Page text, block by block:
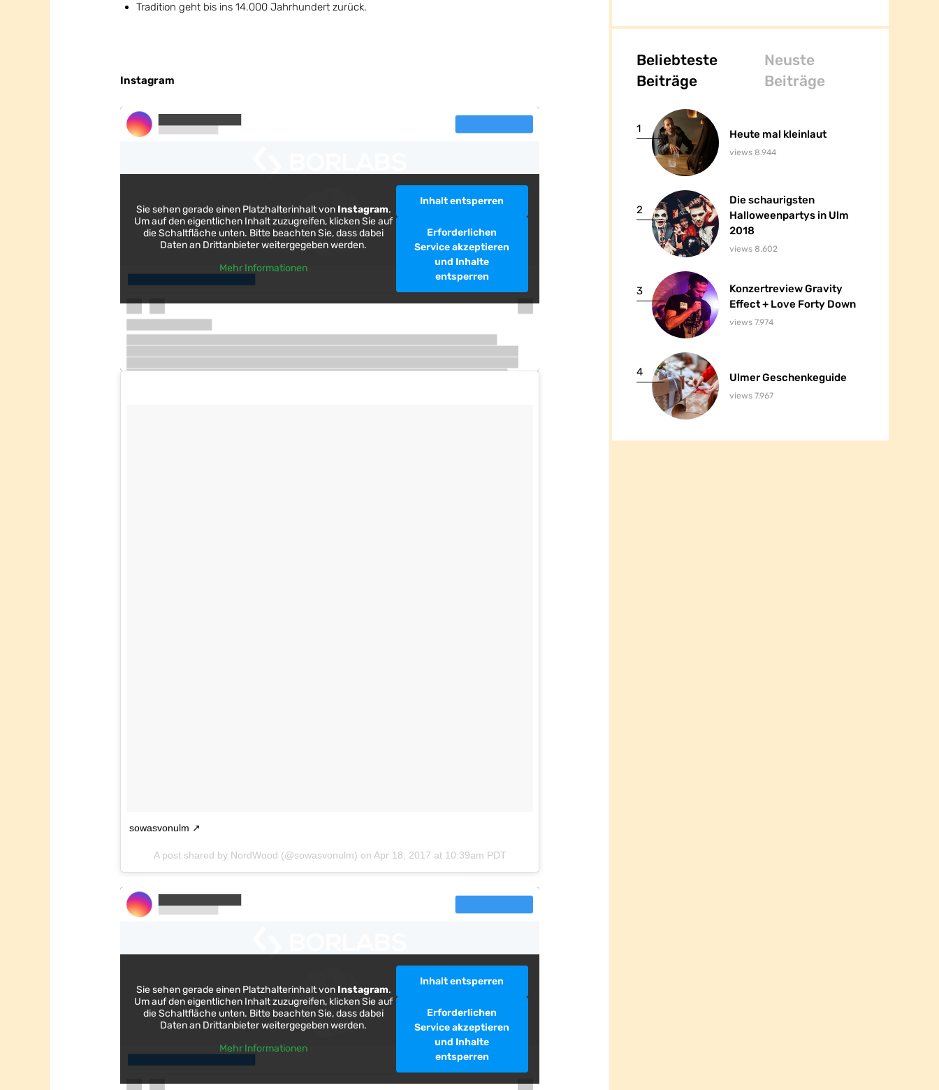
Tradition geht bis ins 14.000 Jahrhundert zurück.
Instagram
Sie sehen gerade einen Platzhalterinhalt von Instagram.
Um auf den eigentlichen Inhalt zuzugreifen, klicken Sie auf
die Schaltfläche unten. Bitte beachten Sie, dass dabei
Daten an Drittanbieter weitergegeben werden.
Mehr Informationen
Inhalt entsperren
Erforderlichen
Service akzeptieren
und Inhalte
entsperren
sowasvonulm
A post shared by NordWood (@sowasvonulm) on Apr 18, 2017 at 10:39am PDT
Sie sehen gerade einen Platzhalterinhalt von Instagram.
Um auf den eigentlichen Inhalt zuzugreifen, klicken Sie auf
die Schaltfläche unten. Bitte beachten Sie, dass dabei
Daten an Drittanbieter weitergegeben werden.
Mehr Informationen
Inhalt entsperren
Erforderlichen
Service akzeptieren
und Inhalte
entsperren
Beliebteste
Beiträge
Neuste
Beiträge
1 Heute mal kleinlaut
Heute mal kleinlaut
views 8.944
2
Die schaurigsten
Halloweenpartys in Ulm
2018
Die schaurigsten
Halloweenpartys in Ulm
2018
views 8.602
3
Konzertreview Gravity
Effect + Love Forty Down
Konzertreview Gravity
Effect + Love Forty Down
views 7.974
4 Ulmer Geschenkeguide
Ulmer Geschenkeguide
views 7.967